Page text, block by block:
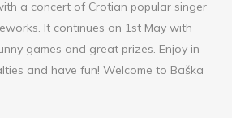
a concert of Crotian popular singer
It continues on 1st May with
games and great prizes. Enjoy in
and have fun! Welcome to Baška